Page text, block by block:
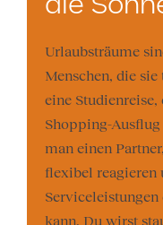
Urlaubsträume
Menschen, die
eine
Shopping-
man einen
flexibel reagieren
Service­leistungen
kann. Du wirst